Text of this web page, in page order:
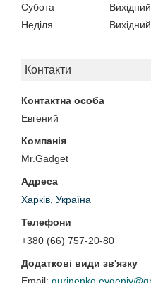
Субота
Вихідний
Неділя
Вихідний
Контакти
Евгений
Mr.Gadget
Харків, Україна
+380 (66) 757-20-80